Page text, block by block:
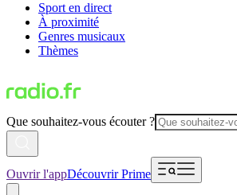
Sport en direct
À proximité
Genres musicaux
Thèmes
Que souhaitez-vous écouter ?
Ouvrir l'appDécouvrir Prime